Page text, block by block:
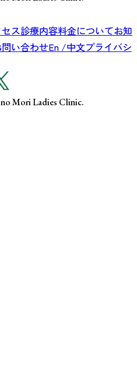
ス診療内容料金についてお知
い合わせEn /中文プライバシ
Mori Ladies Clinic.